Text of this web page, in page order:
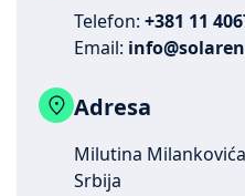
Telefon: +381 11
Email:
Adresa
Milutina
Srbija